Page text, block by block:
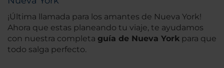
¡Última llamada para los amantes de Nueva York!
Ahora que estas planeando tu viaje, te ayudamos
con nuestra completa guía de Nueva York para que
todo salga perfecto.